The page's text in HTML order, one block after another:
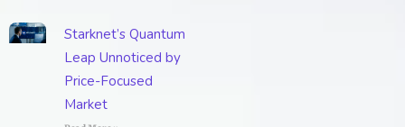
Starknet’s Quantum
Leap Unnoticed by
Price-Focused
Market